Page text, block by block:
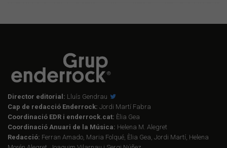
Director editorial: Lluís Gendrau
Cap de redacció Enderrock: Jordi Martí Fabra
Coordinació EDR i enderrock.cat: Èlia Gea
Coordinació Anuari de la Música: Helena M. Alegret
Redacció: Ferran Amado, Maria Folqué, Èlia Gea, Jordi Martí, Helena